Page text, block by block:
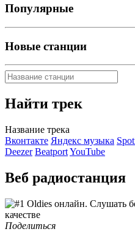
Популярные
Новые станции
Найти трек
Название трека
Вконтакте Яндекс музыка
Deezer BeatportYouTube
Веб радиостанция
Поделиться